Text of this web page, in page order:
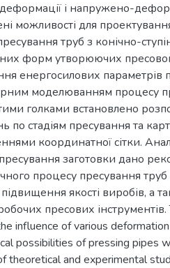
і напружено-
можливості для
труб з конічно-
форм утворюючих
енергосилових параметрів
моделюванням процесу
голками встановлено
по стадіям пресування та
координатної сітки.
заготовки дано
процесу пресування
якості виробів, а
робочих пресових
influence of various
possibilities of pressing pipes
theoretical and experimental